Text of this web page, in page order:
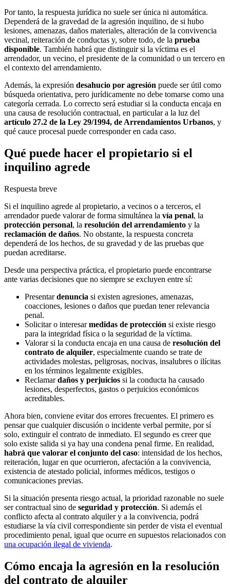
Por tanto, la respuesta jurídica no suele ser única ni automática.
Dependerá de la gravedad de la agresión inquilino, de si hubo
lesiones, amenazas, daños materiales, alteración de la convivencia
vecinal, reiteración de conductas y, sobre todo, de la prueba
disponible. También habrá que distinguir si la víctima es el
arrendador, un vecino, el presidente de la comunidad o un tercero en
el contexto del arrendamiento.
Además, la expresión desahucio por agresión puede ser útil como
búsqueda orientativa, pero jurídicamente no debe tomarse como una
categoría cerrada. Lo correcto será estudiar si la conducta encaja en
una causa de resolución contractual, en particular a la luz del
artículo 27.2 de la Ley 29/1994, de Arrendamientos Urbanos, y
qué cauce procesal puede corresponder en cada caso.
Qué puede hacer el propietario si el
inquilino agrede
Respuesta breve
Si el inquilino agrede al propietario, a vecinos o a terceros, el
arrendador puede valorar de forma simultánea la vía penal, la
protección personal, la resolución del arrendamiento y la
reclamación de daños. No obstante, la respuesta concreta
dependerá de los hechos, de su gravedad y de las pruebas que
puedan acreditarse.
Desde una perspectiva práctica, el propietario puede encontrarse
ante varias decisiones que no siempre se excluyen entre sí:
Presentardenuncia si existen agresiones, amenazas,
coacciones, lesiones o daños que puedan tener relevancia
penal.
Solicitar o interesarmedidas de protección si existe riesgo
para la integridad física o la seguridad de la víctima.
Valorar si la conducta encaja en una causa de resolución del
contrato de alquiler, especialmente cuando se trate de
actividades molestas, peligrosas, nocivas, insalubres o ilícitas
en los términos legalmente exigibles.
Reclamardaños y perjuicios si la conducta ha causado
lesiones, desperfectos, gastos o perjuicios económicos
acreditables.
Ahora bien, conviene evitar dos errores frecuentes. El primero es
pensar que cualquier discusión o incidente verbal permite, por sí
solo, extinguir el contrato de inmediato. El segundo es creer que
solo existe salida si ya hay una condena penal firme. En realidad,
habrá que valorar el conjunto del caso: intensidad de los hechos,
reiteración, lugar en que ocurrieron, afectación a la convivencia,
existencia de atestado policial, informes médicos, testigos o
comunicaciones previas.
Si la situación presenta riesgo actual, la prioridad razonable no suele
ser contractual sino de seguridad y protección. Si además el
conflicto afecta al contrato alquiler y a la convivencia, podrá
estudiarse la vía civil correspondiente sin perder de vista el eventual
procedimiento penal, igual que ocurre en supuestos relacionados con
una ocupación ilegal de vivienda.
Cómo encaja la agresión en la resolución
del contrato de alquiler